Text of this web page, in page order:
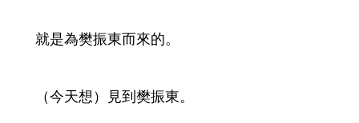
就是為樊振東而來的。
（今天想）見到樊振東。